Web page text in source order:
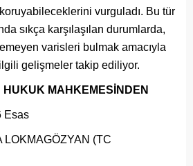
vurguladı. Bu tür
sıkça karşılaşılan durumlarda,
varisleri bulmak amacıyla
gelişmeler takip ediliyor.
MAHKEMESİNDEN
Esas
LOKMAGÖZYAN (TC